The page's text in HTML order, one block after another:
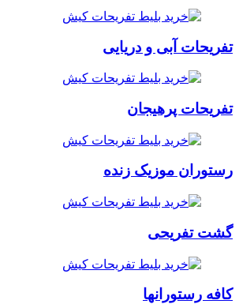
تفریحات آبی و دریایی
تفریحات پرهیجان
رستوران موزیک زنده
گشت تفریحی
کافه رستورانها